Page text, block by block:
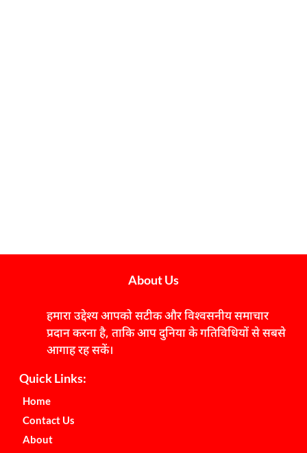
About Us
हमारा उद्देश्य आपको सटीक और विश्वसनीय समाचार
प्रदान करना है, ताकि आप दुनिया के गतिविधियों से सबसे
आगाह रह सकें।
Quick Links:
Home
Contact Us
About